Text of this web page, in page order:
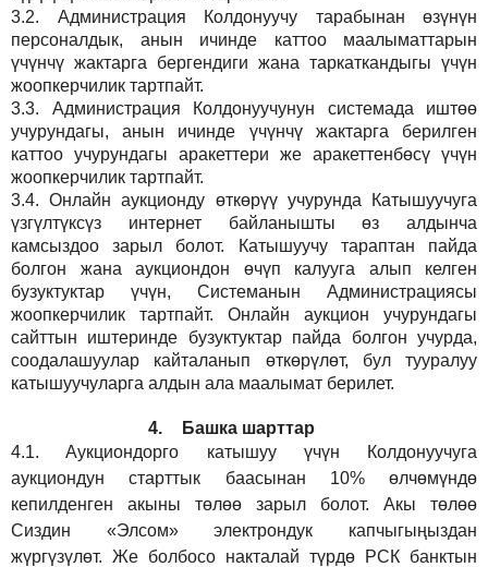
3.2. Администрация
Колдонуучу тарабынан өзүнүн
персоналдык, анын ичинде каттоо маалыматтарын
үчүнчү жактарга бергендиги жана таркаткандыгы үчүн
жоопкерчилик тартпайт.
3.3. Администрация Колдонуучунун системада иштөө
учурундагы, анын ичинде үчүнчү жактарга берилген
каттоо учурундагы аракеттери же аракеттенбөсү үчүн
жоопкерчилик тартпайт.
3.4.Онлайн аукционду өткөрүү учурунда Катышуучуга
үзгүлтүксүз интернет байланышты өз алдынча
камсыздоозарыл болот.
Катышуучу тараптан пайда
болгон жана аукциондон өчүп калууга алып келген
бузуктуктар үчүн, Системанын Администрациясы
жоопкерчилик тартпайт. Онлайн аукцион учурундагы
сайттын иштеринде бузуктуктар пайда болгон учурда,
соодалашуулар кайталанып өткөрүлөт, бул тууралуу
катышуучуларга алдын ала маалымат берилет.
4.
Башка шарттар
4.1.
Аукциондорго катышуу үчүн Колдонуучуга
аукциондун старттык баасынан 10% өлчөмүндө
кепилденген акыны төлөө зарыл болот. Акы төлөө
Сиздин «Элсом»электрондук капчыгыңыздан
жүргүзүлөт. Же болбосо накталай түрдө РСК банктын